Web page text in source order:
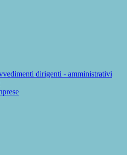
dirigenti - amministrativi